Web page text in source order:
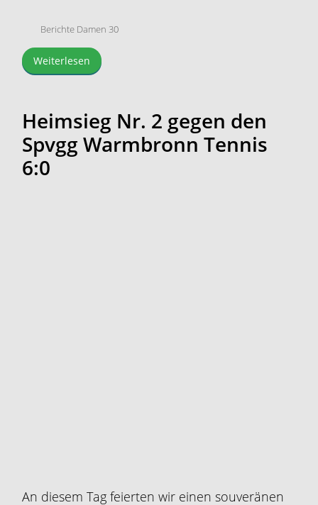
Berichte Damen 30
Weiterlesen
Heimsieg Nr. 2 gegen den
Spvgg Warmbronn Tennis
6:0
An diesem Tag feierten wir einen souveränen